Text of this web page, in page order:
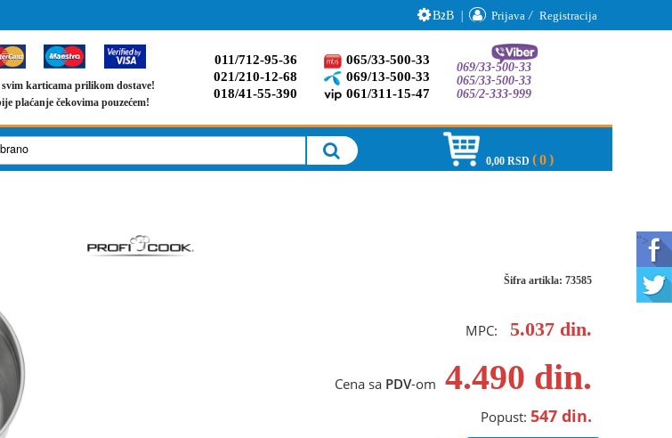
">
B2B | Prijava / Registracija
karticama prilikom dostave!
plaćanje čekovima pouzećem!
011/712-95-36
021/210-12-68
018/41-55-390
065/33-500-33
069/13-500-33
061/311-15-47
069/33-500-33
065/33-500-33
065/2-333-999
0,00 RSD 0
Šifra artikla: 73585
MPC: 5.037 din.
Cena sa PDV-om 4.490 din.
Popust: 547 din.